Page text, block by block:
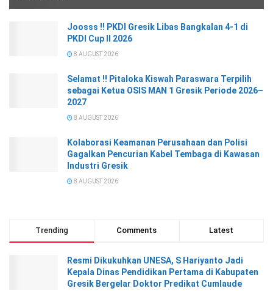
Joosss !! PKDI Gresik Libas Bangkalan 4-1 di
PKDI Cup II 2026
8 AUGUST 2026
Selamat !! Pitaloka Kiswah Paraswara Terpilih
sebagai Ketua OSIS MAN 1 Gresik Periode 2026–
2027
8 AUGUST 2026
Kolaborasi Keamanan Perusahaan dan Polisi
Gagalkan Pencurian Kabel Tembaga di Kawasan
Industri Gresik
8 AUGUST 2026
Trending Comments Latest
Resmi Dikukuhkan UNESA, S Hariyanto Jadi
Kepala Dinas Pendidikan Pertama di Kabupaten
Gresik Bergelar Doktor Predikat Cumlaude